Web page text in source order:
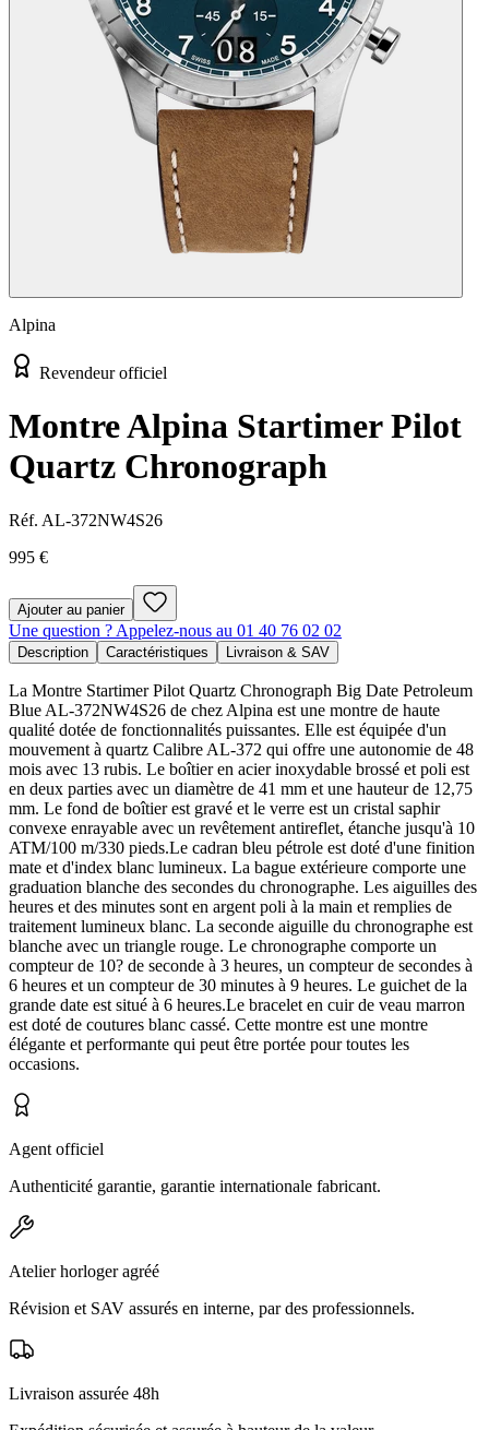
Alpina
Revendeur officiel
Montre Alpina Startimer Pilot
Quartz Chronograph
Réf. AL-372NW4S26
995 €
Ajouter au panier
Une question ? Appelez-nous au 01 40 76 02 02
Description Caractéristiques Livraison & SAV
La Montre Startimer Pilot Quartz Chronograph Big Date Petroleum
Blue AL-372NW4S26 de chez Alpina est une montre de haute
qualité dotée de fonctionnalités puissantes. Elle est équipée d'un
mouvement à quartz Calibre AL-372 qui offre une autonomie de 48
mois avec 13 rubis. Le boîtier en acier inoxydable brossé et poli est
en deux parties avec un diamètre de 41 mm et une hauteur de 12,75
mm. Le fond de boîtier est gravé et le verre est un cristal saphir
convexe enrayable avec un revêtement antireflet, étanche jusqu'à 10
ATM/100 m/330 pieds.Le cadran bleu pétrole est doté d'une finition
mate et d'index blanc lumineux. La bague extérieure comporte une
graduation blanche des secondes du chronographe. Les aiguilles des
heures et des minutes sont en argent poli à la main et remplies de
traitement lumineux blanc. La seconde aiguille du chronographe est
blanche avec un triangle rouge. Le chronographe comporte un
compteur de 10? de seconde à 3 heures, un compteur de secondes à
6 heures et un compteur de 30 minutes à 9 heures. Le guichet de la
grande date est situé à 6 heures.Le bracelet en cuir de veau marron
est doté de coutures blanc cassé. Cette montre est une montre
élégante et performante qui peut être portée pour toutes les
occasions.
Agent officiel
Authenticité garantie, garantie internationale fabricant.
Atelier horloger agréé
Révision et SAV assurés en interne, par des professionnels.
Livraison assurée 48h